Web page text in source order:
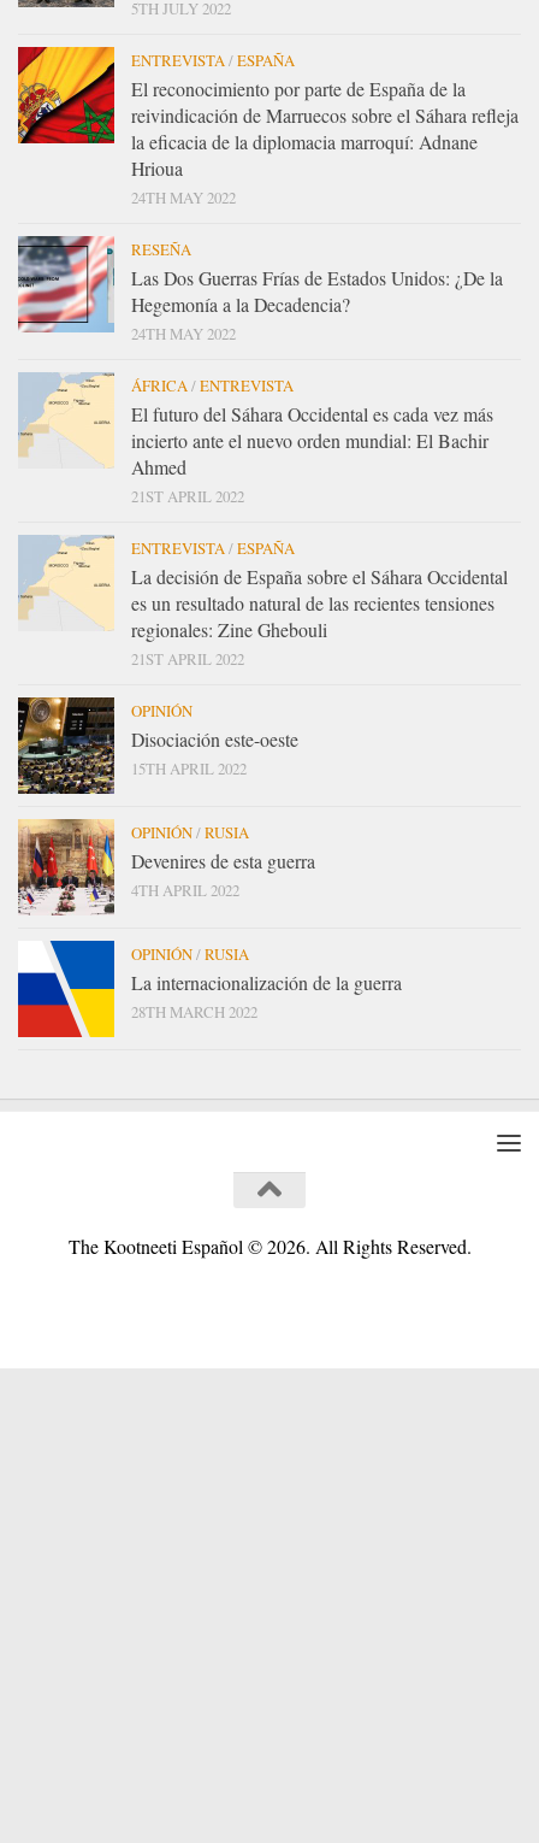
5TH JULY 2022
ENTREVISTA/ESPAÑA
El reconocimiento por parte de España de la
reivindicación de Marruecos sobre el Sáhara refleja
la eficacia de la diplomacia marroquí: Adnane
Hrioua
24TH MAY 2022
RESEÑA
Las Dos Guerras Frías de Estados Unidos: ¿De la
Hegemonía a la Decadencia?
24TH MAY 2022
ÁFRICA/ENTREVISTA
El futuro del Sáhara Occidental es cada vez más
incierto ante el nuevo orden mundial: El Bachir
Ahmed
21ST APRIL 2022
ENTREVISTA/ESPAÑA
La decisión de España sobre el Sáhara Occidental
es un resultado natural de las recientes tensiones
regionales: Zine Ghebouli
21ST APRIL 2022
OPINIÓN
Disociación este-oeste
15TH APRIL 2022
OPINIÓN/RUSIA
Devenires de esta guerra
4TH APRIL 2022
OPINIÓN/RUSIA
La internacionalización de la guerra
28TH MARCH 2022
The Kootneeti Español © 2026. All Rights Reserved.